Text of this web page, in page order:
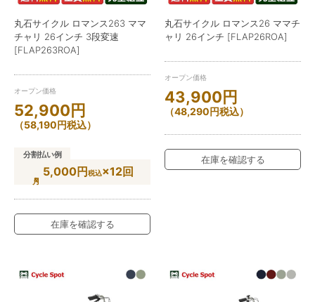
丸石サイクル ロマンス263 ママ
チャリ 26インチ 3段変速
[FLAP263ROA]
オープン価格
52,900円
（58,190円税込）
分割払い例
5,000円税込×12回
在庫を確認する
丸石サイクル ロマンス26 ママチ
ャリ 26インチ [FLAP26ROA]
オープン価格
43,900円
（48,290円税込）
在庫を確認する